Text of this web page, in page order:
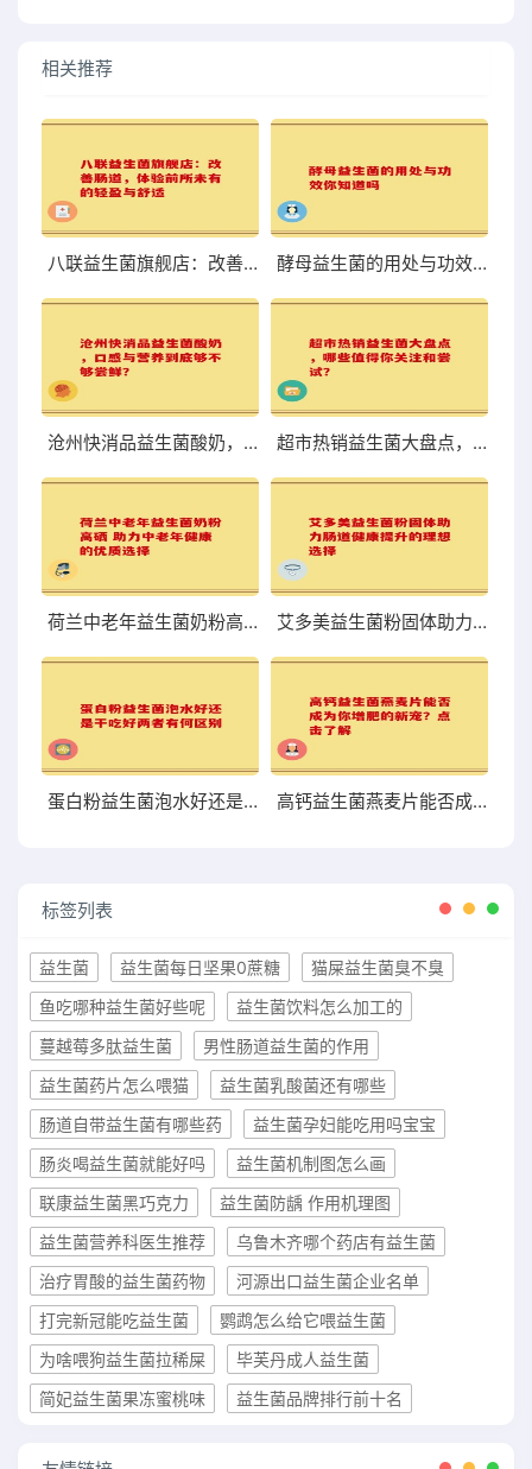
相关推荐
八联益生菌旗舰店：改善肠道，体验前所未有的轻盈与舒适 酵母益生菌的用处与功效你知道吗
沧州快消品益生菌酸奶，口感与营养到底够不够尝鲜？ 超市热销益生菌大盘点，哪些值得你关注和尝试？
荷兰中老年益生菌奶粉高硒 助力中老年健康的优质选择 艾多美益生菌粉固体助力肠道健康提升的理想选择
蛋白粉益生菌泡水好还是干吃好两者有何区别 高钙益生菌燕麦片能否成为你增肥的新宠？点击了解
标签列表
益生菌 益生菌每日坚果0蔗糖
猫屎益生菌臭不臭
鱼吃哪种益生菌好些呢
益生菌饮料怎么加工的
蔓越莓多肽益生菌
男性肠道益生菌的作用
益生菌药片怎么喂猫
益生菌乳酸菌还有哪些
肠道自带益生菌有哪些药
益生菌孕妇能吃用吗宝宝
肠炎喝益生菌就能好吗
益生菌机制图怎么画
联康益生菌黑巧克力
益生菌防龋 作用机理图
益生菌营养科医生推荐
乌鲁木齐哪个药店有益生菌
治疗胃酸的益生菌药物
河源出口益生菌企业名单
打完新冠能吃益生菌
鹦鹉怎么给它喂益生菌
为啥喂狗益生菌拉稀屎
毕芙丹成人益生菌
简妃益生菌果冻蜜桃味
益生菌品牌排行前十名